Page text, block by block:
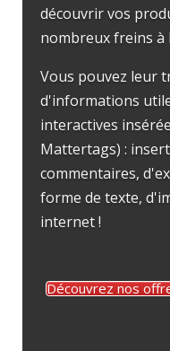
découvrir vos
nombreux freins à
Vous pouvez leur
d'informations
interactives
Mattertags) :
commentaires,
forme de texte,
internet !
Découvrez nos